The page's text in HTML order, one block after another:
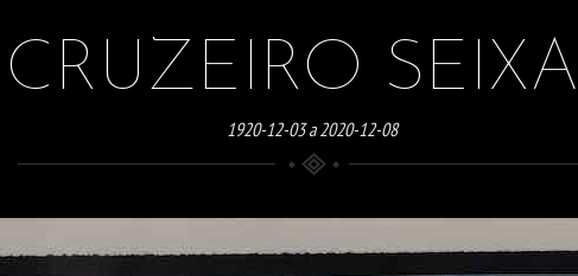
CRUZEIRO
1920-12-03 a 2020-12-08